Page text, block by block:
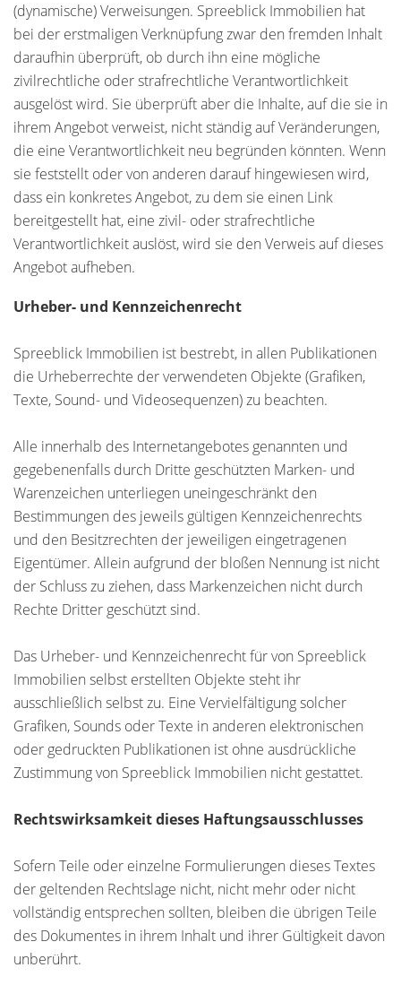
(dynamische) Verweisungen. Spreeblick Immobilien hat
bei der erstmaligen Verknüpfung zwar den fremden Inhalt
daraufhin überprüft, ob durch ihn eine mögliche
zivilrechtliche oder strafrechtliche Verantwortlichkeit
ausgelöst wird. Sie überprüft aber die Inhalte, auf die sie in
ihrem Angebot verweist, nicht ständig auf Veränderungen,
die eine Verantwortlichkeit neu begründen könnten. Wenn
sie feststellt oder von anderen darauf hingewiesen wird,
dass ein konkretes Angebot, zu dem sie einen Link
bereitgestellt hat, eine zivil- oder strafrechtliche
Verantwortlichkeit auslöst, wird sie den Verweis auf dieses
Angebot aufheben.
Urheber- und Kennzeichenrecht
Spreeblick Immobilien ist bestrebt, in allen Publikationen
die Urheberrechte der verwendeten Objekte (Grafiken,
Texte, Sound- und Videosequenzen) zu beachten.
Alle innerhalb des Internetangebotes genannten und
gegebenenfalls durch Dritte geschützten Marken- und
Warenzeichen unterliegen uneingeschränkt den
Bestimmungen des jeweils gültigen Kennzeichenrechts
und den Besitzrechten der jeweiligen eingetragenen
Eigentümer. Allein aufgrund der bloßen Nennung ist nicht
der Schluss zu ziehen, dass Markenzeichen nicht durch
Rechte Dritter geschützt sind.
Das Urheber- und Kennzeichenrecht für von Spreeblick
Immobilien selbst erstellten Objekte steht ihr
ausschließlich selbst zu. Eine Vervielfältigung solcher
Grafiken, Sounds oder Texte in anderen elektronischen
oder gedruckten Publikationen ist ohne ausdrückliche
Zustimmung von Spreeblick Immobilien nicht gestattet.
Rechtswirksamkeit dieses Haftungsausschlusses
Sofern Teile oder einzelne Formulierungen dieses Textes
der geltenden Rechtslage nicht, nicht mehr oder nicht
vollständig entsprechen sollten, bleiben die übrigen Teile
des Dokumentes in ihrem Inhalt und ihrer Gültigkeit davon
unberührt.